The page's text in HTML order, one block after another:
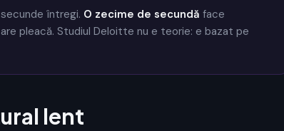
întregi. O zecime de secundă face
pleacă. Studiul Deloitte nu e teorie: e bazat pe
lent